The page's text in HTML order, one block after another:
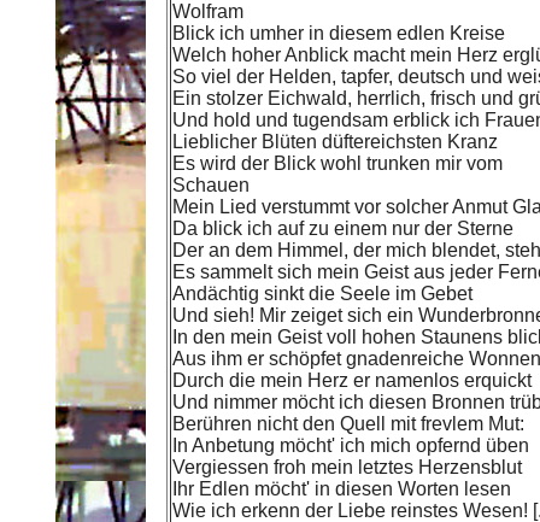
Wolfram
Blick ich umher in diesem edlen Kreise
Welch hoher Anblick macht mein Herz
So viel der Helden, tapfer, deutsch und
Ein stolzer Eichwald, herrlich, frisch und
Und hold und tugendsam erblick ich
Lieblicher Blüten düftereichsten Kranz
Es wird der Blick wohl trunken mir vom
Schauen
Mein Lied verstummt vor solcher Anmut
Da blick ich auf zu einem nur der Sterne
Der an dem Himmel, der mich blendet,
Es sammelt sich mein Geist aus jeder
Andächtig sinkt die Seele im Gebet
Und sieh! Mir zeiget sich ein
In den mein Geist voll hohen Staunens
Aus ihm er schöpfet gnadenreiche Wonnen
Durch die mein Herz er namenlos erquickt
Und nimmer möcht ich diesen Bronnen
Berühren nicht den Quell mit frevlem Mut:
In Anbetung möcht' ich mich opfernd üben
Vergiessen froh mein letztes Herzensblut
Ihr Edlen möcht' in diesen Worten lesen
Wie ich erkenn der Liebe reinstes Wesen!